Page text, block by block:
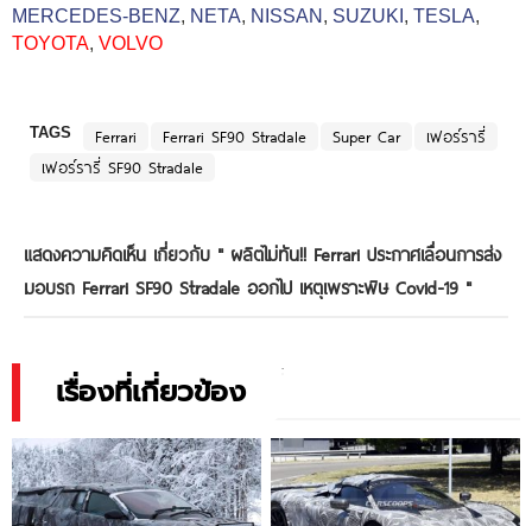
MERCEDES-BENZ, NETA, NISSAN , SUZUKI , TESLA,
TOYOTA, VOLVO
TAGS Ferrari Ferrari SF90 Stradale Super Car
เฟอร์รารี่
เฟอร์รารี่ SF90 Stradale
แสดงความคิดเห็น เกี่ยวกับ " ผลิตไม่ทัน!! Ferrari ประกาศเลื่อนการส่ง
มอบรถ Ferrari SF90 Stradale ออกไป เหตุเพราะพิษ Covid-19 "
เรื่องที่เกี่ยวข้อง